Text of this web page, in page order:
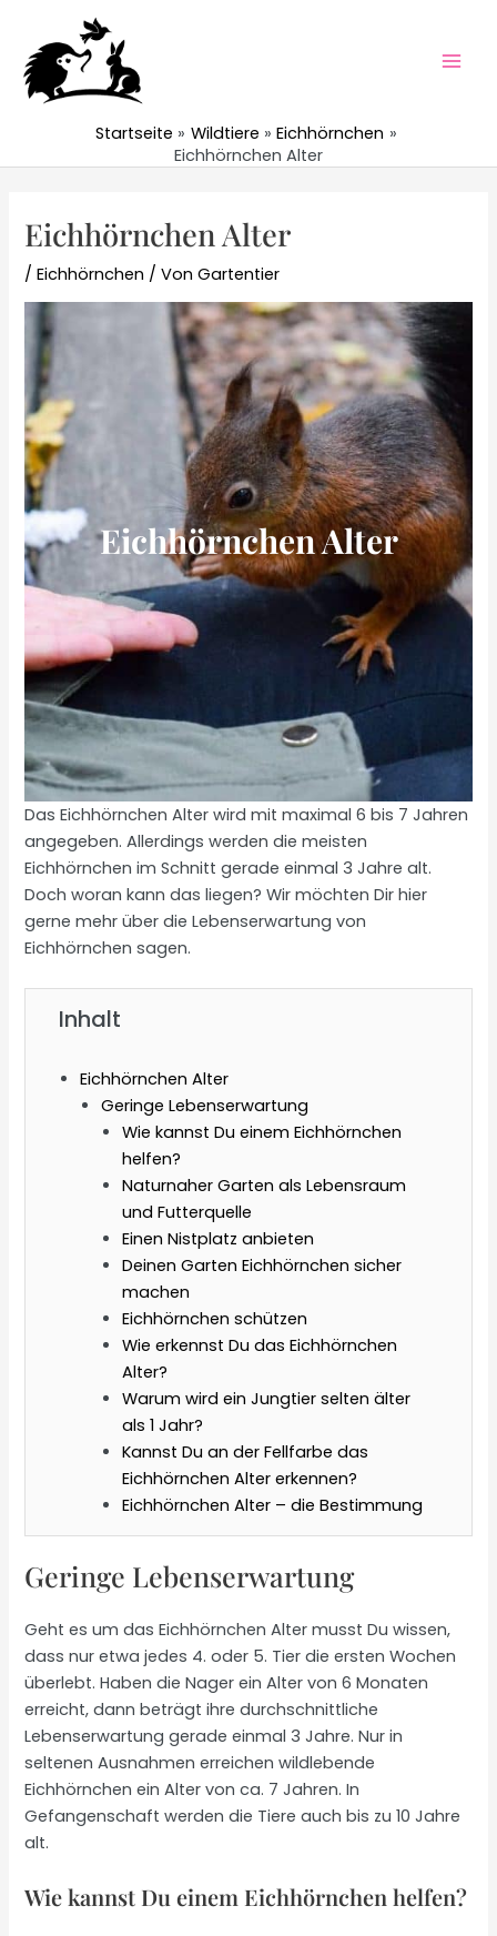
springen
Startseite Wildtiere
Eichhörnchen
Eichhörnchen Alter
Eichhörnchen Alter
/Eichhörnchen / VonGartentier
Eichhörnchen Alter
Das Eichhörnchen Alter wird mit maximal 6 bis 7 Jahren
angegeben. Allerdings werden die meisten
Eichhörnchen im Schnitt gerade einmal 3 Jahre alt.
Doch woran kann das liegen? Wir möchten Dir hier
gerne mehr über die Lebenserwartung von
Eichhörnchen sagen.
Inhalt
Eichhörnchen Alter
Geringe Lebenserwartung
Wie kannst Du einem Eichhörnchen
helfen?
Naturnaher Garten als Lebensraum
und Futterquelle
Einen Nistplatz anbieten
Deinen Garten Eichhörnchen sicher
machen
Eichhörnchen schützen
Wie erkennst Du das Eichhörnchen
Alter?
Warum wird ein Jungtier selten älter
als 1 Jahr?
Kannst Du an der Fellfarbe das
Eichhörnchen Alter erkennen?
Eichhörnchen Alter – die Bestimmung
Geringe Lebenserwartung
Geht es um das Eichhörnchen Alter musst Du wissen,
dass nur etwa jedes 4. oder 5. Tier die ersten Wochen
überlebt. Haben die Nager ein Alter von 6 Monaten
erreicht, dann beträgt ihre durchschnittliche
Lebenserwartung gerade einmal 3 Jahre. Nur in
seltenen Ausnahmen erreichen wildlebende
Eichhörnchen ein Alter von ca. 7 Jahren. In
Gefangenschaft werden die Tiere auch bis zu 10 Jahre
alt.
Wie kannst Du einem Eichhörnchen helfen?